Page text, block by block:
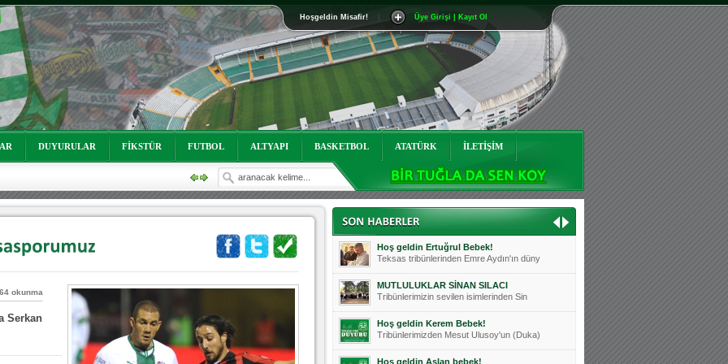
Hoşgeldin Misafir! Üye Girişi | Kayıt Ol
DUYURULAR FİKSTÜR FUTBOL ALTYAPI BASKETBOL ATATÜRK İLETİŞİM
okunma
Serkan
Mutluluklar Ceyhun Tetik
Teksas tribünlerinin sevilen isimlerinde
Bursasporumuzun önü açılsın is
Teksaslı Bursasporlular Derneği Başkanı
Hoş geldin Alaz Bebek!
Teksas.org sistem yöneticisi, ekibimizin
Hoş geldin Göktuğ Bebek!
Teksas.org ekibimizden ve tribünlerimizi
Hoş geldin Kadir Kağan Bebek!
Teksas tribünlerinden Basri İleri'nin dü
Hoş geldin Ertuğrul Bebek!
Teksas tribünlerinden Emre Aydın'ın düny
MUTLULUKLAR SİNAN SILACI
Tribünlerimizin sevilen isimlerinden Sin
Hoş geldin Kerem Bebek!
Tribünlerimizden Mesut Ulusoy'un (Duka)
Hoş geldin Aslan bebek!